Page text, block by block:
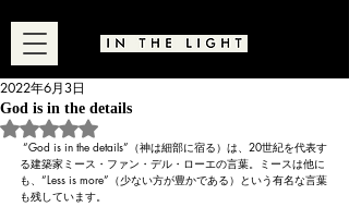
God is in the details
2022年6月3日
5つ星のうちNaNと評価されています。
る建築家ミース・ファン・デル・ローエの言葉。ミースは他に
も、“Less is more”（少ない方が豊かである）という有名な言葉
も残しています。